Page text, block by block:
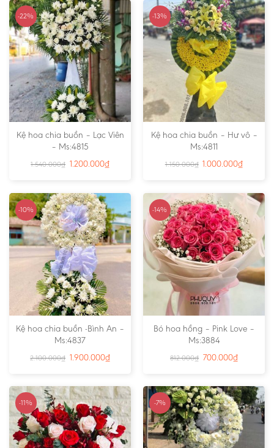
-22%
Kệ hoa chia buồn – Lạc Viên
– Ms:4815
1.540.000₫ 1.200.000₫
-13%
Kệ hoa chia buồn – Hư vô –
Ms:4811
1.150.000₫ 1.000.000₫
-10%
Kệ hoa chia buồn -Bình An –
Ms:4837
2.100.000₫ 1.900.000₫
-14%
Bó hoa hồng – Pink Love –
Ms:3884
812.000₫ 700.000₫
-11% -7%